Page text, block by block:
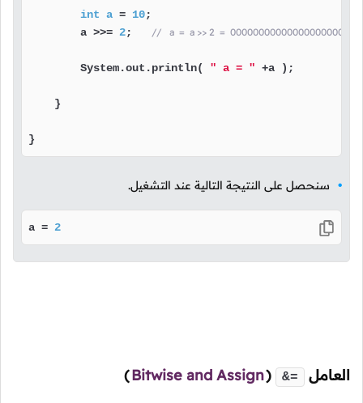
int a = 10;
        a >>=
2; //   a  =  a >> 2  =
        System.out.println(
" a = " +a );
    }
}
سنحصل على النتيجة التالية عند التشغيل.
a = 2
العامل &=
(
Bitwise and Assign
)